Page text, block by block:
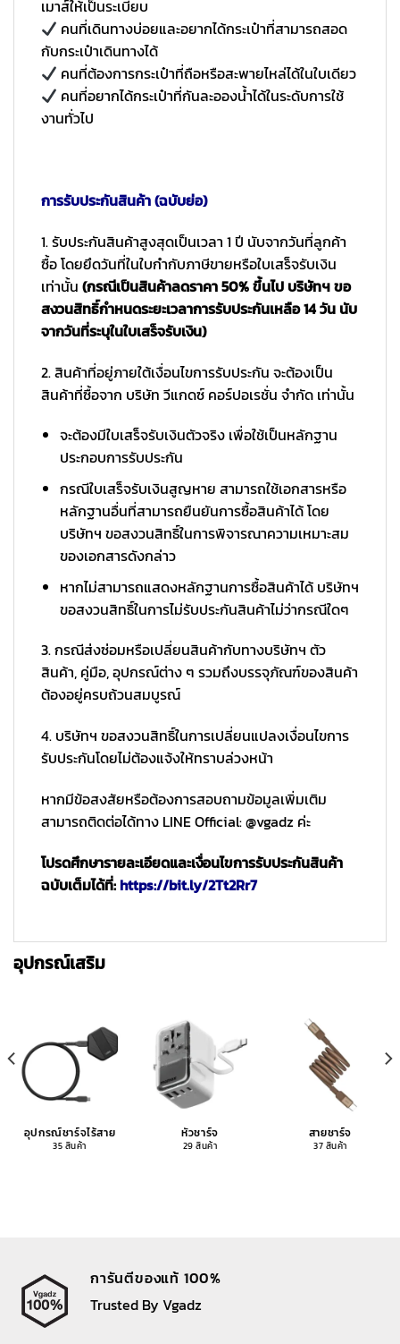
เมาส์ให้เป็นระเบียบ
คนที่เดินทางบ่อยและอยากได้กระเป๋าที่สามารถสอด
กับกระเป๋าเดินทางได้
คนที่ต้องการกระเป๋าที่ถือหรือสะพายไหล่ได้ในใบเดียว
คนที่อยากได้กระเป๋าที่กันละอองน้ำได้ในระดับการใช้
งานทั่วไป
การรับประกันสินค้า (ฉบับย่อ)
1. รับประกันสินค้าสูงสุดเป็นเวลา 1 ปี นับจากวันที่ลูกค้า
ซื้อ โดยยึดวันที่ในใบกำกับภาษีขายหรือใบเสร็จรับเงิน
เท่านั้น (กรณีเป็นสินค้าลดราคา 50% ขึ้นไป บริษัทฯ ขอ
สงวนสิทธิ์กำหนดระยะเวลาการรับประกันเหลือ 14 วัน นับ
จากวันที่ระบุในใบเสร็จรับเงิน)
2. สินค้าที่อยู่ภายใต้เงื่อนไขการรับประกัน จะต้องเป็น
สินค้าที่ซื้อจาก บริษัท วีแกดซ์ คอร์ปอเรชั่น จำกัด เท่านั้น
จะต้องมีใบเสร็จรับเงินตัวจริง เพื่อใช้เป็นหลักฐาน
ประกอบการรับประกัน
กรณีใบเสร็จรับเงินสูญหาย สามารถใช้เอกสารหรือ
หลักฐานอื่นที่สามารถยืนยันการซื้อสินค้าได้ โดย
บริษัทฯ ขอสงวนสิทธิ์ในการพิจารณาความเหมาะสม
ของเอกสารดังกล่าว
หากไม่สามารถแสดงหลักฐานการซื้อสินค้าได้ บริษัทฯ
ขอสงวนสิทธิ์ในการไม่รับประกันสินค้าไม่ว่ากรณีใดๆ
3. กรณีส่งซ่อมหรือเปลี่ยนสินค้ากับทางบริษัทฯ ตัว
สินค้า, คู่มือ, อุปกรณ์ต่าง ๆ รวมถึงบรรจุภัณฑ์ของสินค้า
ต้องอยู่ครบถ้วนสมบูรณ์
4. บริษัทฯ ขอสงวนสิทธิ์ในการเปลี่ยนแปลงเงื่อนไขการ
รับประกันโดยไม่ต้องแจ้งให้ทราบล่วงหน้า
หากมีข้อสงสัยหรือต้องการสอบถามข้อมูลเพิ่มเติม
สามารถติดต่อได้ทาง LINE Official: @vgadz ค่ะ
โปรดศึกษารายละเอียดและเงื่อนไขการรับประกันสินค้า
ฉบับเต็มได้ที่:https://bit.ly/2Tt2Rr7
อุปกรณ์เสริม
อุปกรณ์ชาร์จไร้สาย
35 สินค้า
หัวชาร์จ
29 สินค้า
สายชาร์จ
37 สินค้า
การันตีของแท้ 100%
Trusted By Vgadz